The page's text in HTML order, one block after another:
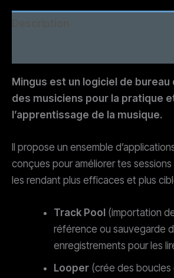
Mingus est un logiciel de
des musiciens pour la pratique
l’apprentissage de la musique.
Il propose un ensemble
conçues pour améliorer tes
les rendant plus efficaces et plus
Track Pool (importation
référence ou sauvegarde
enregistrements pour les
Looper (crée des boucles